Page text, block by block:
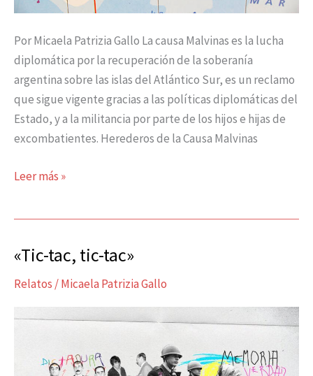
Por Micaela Patrizia Gallo La causa Malvinas es la lucha
diplomática por la recuperación de la soberanía
argentina sobre las islas del Atlántico Sur, es un reclamo
que sigue vigente gracias a las políticas diplomáticas del
Estado, y a la militancia por parte de los hijos e hijas de
excombatientes. Herederos de la Causa Malvinas
Leer más »
«Tic-tac, tic-tac»
Relatos /Micaela Patrizia Gallo
«Tic-
tic-